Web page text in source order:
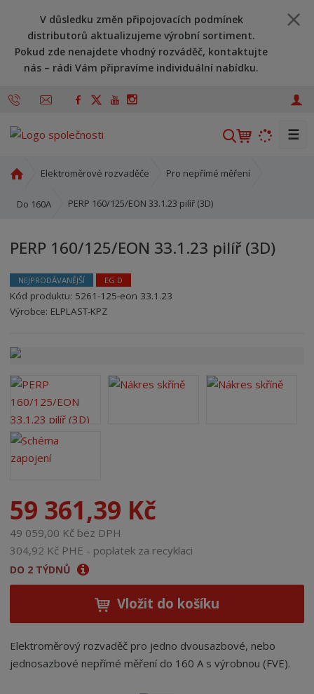
V důsledku změn připojovacích podmínek
distributorů aktualizujeme výrobní sortiment.
Pokud zde nenajdete vhodný rozváděč, kontaktujte
nás – rádi Vám připravíme individuální nabídku.
V
h
a
t
☰
o
í
t
r
a
Elektroměrové rozvaděče Pro nepřímé měření
Do 160A PERP 160/125/EON 33.1.23 pilíř (3D)
PERP 160/125/EON 33.1.23 pilíř (3D)
NEJPRODÁVANĚJŠÍ EG.D
Kód produktu: 5261-125-eon 33.1.23
Kód výrobce: 8595208696572
Kód dodavatele:8595208696572
Výrobce: ELPLAST-KPZ
59 361,39 Kč
49 059,00 Kč bez DPH
304,92 Kč PHE - poplatek za recyklaci
DO 2 TÝDNŮ
Vložit do košíku
Elektroměrový rozvaděč pro jedno dvousazbové, nebo
jednosazbové nepřímé měření do 160 A s výrobnou (FVE).